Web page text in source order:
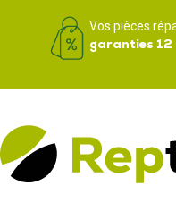
Vos pièces
garanties 12